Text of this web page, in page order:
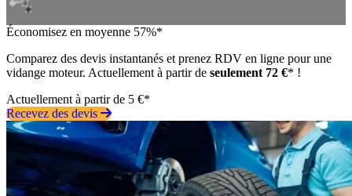
Économisez en moyenne 57%*
Comparez des devis instantanés et prenez RDV en ligne pour une
vidange moteur. Actuellement à partir de seulement 72 €* !
Actuellement à partir de 5 €*
Recevez des devis